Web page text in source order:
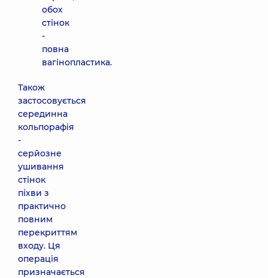
обох
стінок
-
повна
вагінопластика.
Також
застосовується
серединна
кольпорафія
-
серйозне
ушивання
стінок
піхви з
практично
повним
перекриттям
входу. Ця
операція
призначається